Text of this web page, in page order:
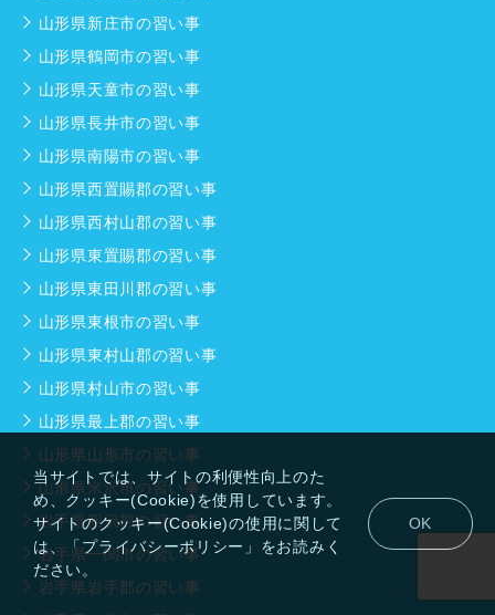
当サイトでは、サイトの利便性向上のた
め、クッキー(Cookie)を使用しています。
サイトのクッキー(Cookie)の使用に関して
は、「プライバシーポリシー」をお読みく
ださい。
OK
山形県新庄市の習い事
山形県鶴岡市の習い事
山形県天童市の習い事
山形県長井市の習い事
山形県南陽市の習い事
山形県西置賜郡の習い事
山形県西村山郡の習い事
山形県東置賜郡の習い事
山形県東田川郡の習い事
山形県東根市の習い事
山形県東村山郡の習い事
山形県村山市の習い事
山形県最上郡の習い事
山形県山形市の習い事
山形県米沢市の習い事
岩手県胆沢郡の習い事
岩手県一関市の習い事
岩手県岩手郡の習い事